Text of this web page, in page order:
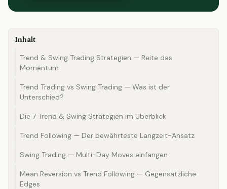
Inhalt
Trend & Swing Trading Strategien — Reite das
Momentum
Trend Trading vs Swing Trading — Was ist der
Unterschied?
Die 7 Trend & Swing Strategien im Überblick
Trend Following — Der bewährteste Langzeit-Ansatz
Swing Trading — Multi-Day Moves einfangen
Mean Reversion vs Trend Following — Gegensätzliche
Edges